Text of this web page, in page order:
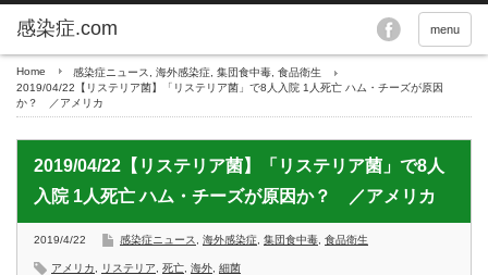
menu
Home 感染症ニュース 海外感染症 集団食中毒 食品衛生
2019/04/22【リステリア菌】「リステリア菌」で8人入院 1人死亡 ハム・チーズが原因
か？ ／アメリカ
2019/04/22【リステリア菌】「リステリア菌」で8人
入院 1人死亡 ハム・チーズが原因か？ ／アメリカ
2019/4/22 感染症ニュース 海外感染症 集団食中毒 食品衛生
アメリカ リステリア 死亡 海外 細菌